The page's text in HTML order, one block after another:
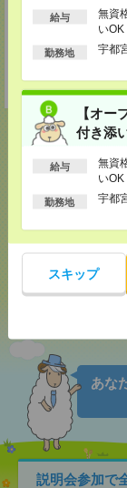
給与
無資
い
以上
勤務地 宇都
【オー
付き添
給与
無資
い
以上
勤務地 宇都
スキップ
ド」の入ったビルの4
駐車場：久喜市営駅
（久喜駅西口より徒
お電話でお問い合わ
担当：登録担当
あな
説明会参加で